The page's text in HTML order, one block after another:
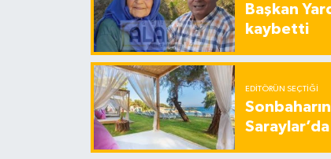
Başkan
kaybetti
EDITÖRÜN SEÇTIĞI